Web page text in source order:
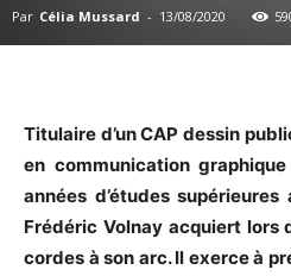
Par Célia Mussard - 13/08/2020
Titulaire d’un CAP dessin
en communication
années d’études
Frédéric Volnay acquiert lors
cordes à son arc. Il exerce à